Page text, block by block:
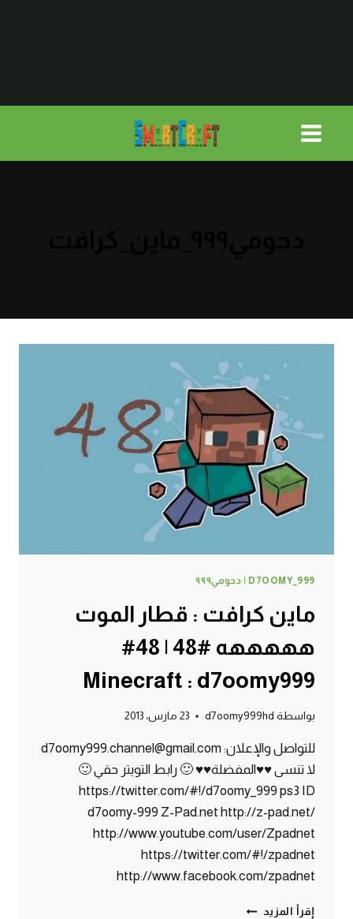
D7OOMY_999 | دحومي٩٩٩
ماين كرافت : قطار الموت
هههههه #48 | 48#
Minecraft : d7oomy999
بواسطة d7oomy999hd 23 مارس، 2013
للتواصل والإعلان: d7oomy999.channel@gmail.com
لا تنسى ♥♥المفضلة♥♥ 🙂 رابط التويتر حقي 🙂
https://twitter.com/#!/d7oomy_999 ps3 ID
d7oomy-999 Z-Pad.net http://z-pad.net/
http://www.youtube.com/user/Zpadnet
https://twitter.com/#!/zpadnet
http://www.facebook.com/zpadnet
إقرأ المزيد ماين